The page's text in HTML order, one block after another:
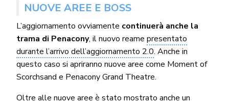
NUOVE AREE E BOSS
L’aggiornamento ovviamente continuerà anche la
trama di Penacony, il nuovo reamepresentato
durante l’arrivo dell’aggiornamento 2.0. Anche in
questo caso si apriranno nuove aree come Moment of
Scorchsand e Penacony Grand Theatre.
Oltre alle nuove aree è stato mostrato anche un